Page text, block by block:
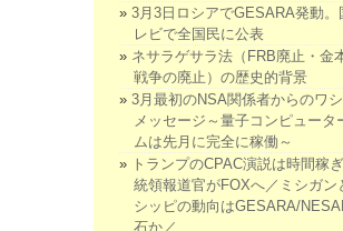
3月3日ロシアでGESARA発動。
レビで全国民に公表
ネサラゲサラ法（FRB廃止・金
戦争の廃止）の歴史的背景
3月最初のNSA関係者からのワ
メッセージ～量子コンピュータ
ムは先月に完全に稼働～
トランプのCPAC演説は時間稼
統領報道官がFOXへ／ミシガン
シッピの動向はGESARA/
石か／